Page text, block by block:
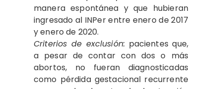
manera espontánea y que hubieran
ingresado al INPer entre enero de 2017
y enero de 2020.
Criterios de exclusión: pacientes que,
a pesar de contar con dos o más
abortos, no fueran diagnosticadas
como pérdida gestacional recurrente